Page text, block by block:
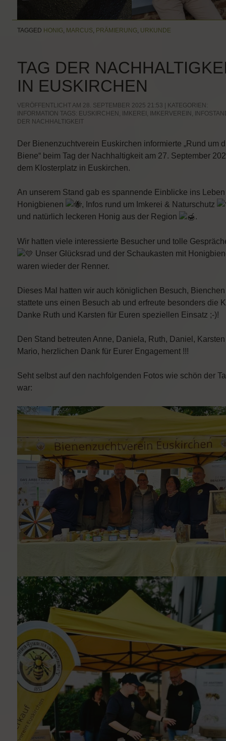
TAGGED HONIG MARCUS PRÄMIERUNG URKUNDE
TAG DER
IN EUSKIRCHEN
VERÖFFENTLICHT AM 28. SEPTEMBER 2025 21:53 | KATEGORIEN:
INFORMATION TAGS: EUSKIRCHEN IMKEREI IMKERVEREIN
DER NACHHALTIGKEIT
Der Bienenzuchtverein Euskirchen informierte „Rund um
Biene“ beim Tag der Nachhaltigkeit am 27. September
dem Klosterplatz in Euskirchen.
An unserem Stand gab es spannende Einblicke ins
Honigbienen
, Infos rund um Imkerei & Naturschutz
und natürlich leckeren Honig aus der Region
.
Wir hatten viele interessierte Besucher und tolle
Unser Glücksrad und der Schaukasten mit
waren wieder der Renner.
Dieses Mal hatten wir auch königlichen Besuch,
stattete uns einen Besuch ab und erfreute besonders die
Danke Ruth und Karsten für Euren speziellen Einsatz ;-)!
Den Stand betreuten Anne, Daniela, Ruth, Daniel,
Mario, herzlichen Dank für Eurer Engagement !!!
Seht selbst auf den nachfolgenden Fotos wie schön der
war: